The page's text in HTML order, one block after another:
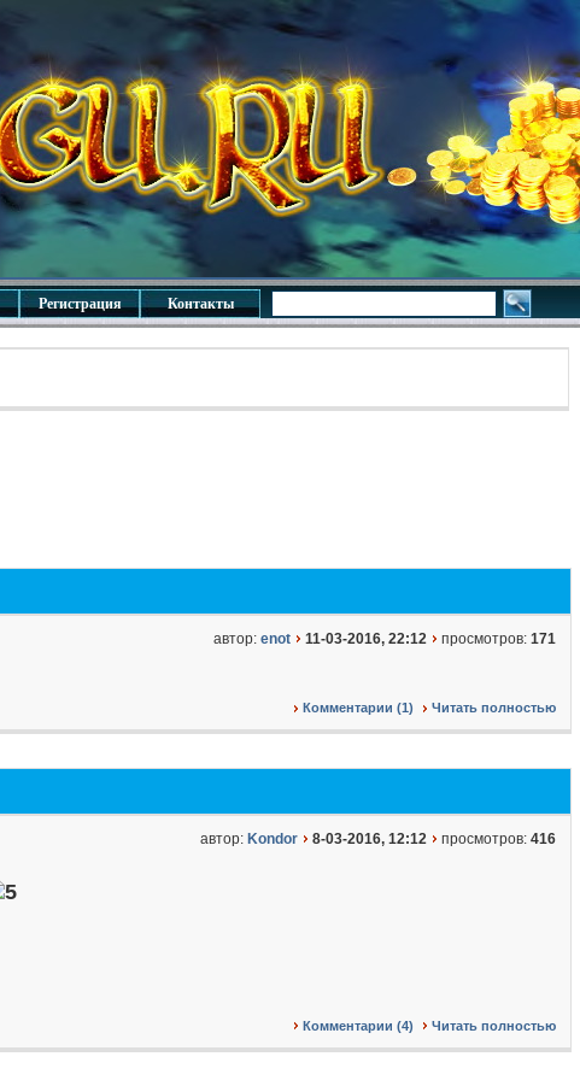
Регистрация Контакты
автор: enot 11-03-2016, 22:12 просмотров: 171
Комментарии (1) Читать полностью
автор: Kondor 8-03-2016, 12:12 просмотров: 416
Комментарии (4) Читать полностью